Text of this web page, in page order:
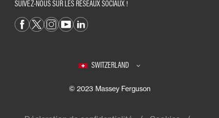
SUIVEZ-NOUS SUR LES RÉSEAUX SOCIAUX !
SWITZERLAND
© 2023 Massey Ferguson